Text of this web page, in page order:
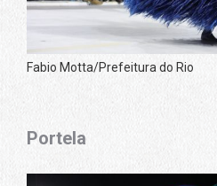
Fabio Motta/Prefeitura do Rio
Portela